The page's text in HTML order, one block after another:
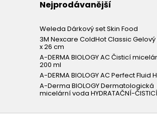
Nejprodávanější
Weleda Dárkový set Skin Food
3M Nexcare ColdHot Classic Gelový
x 26 cm
A-DERMA BIOLOGY AC Čisticí
200 ml
A-DERMA BIOLOGY AC Perfect Fluid
A-Derma BIOLOGY Dermatologická
micelární voda HYDRATAČNÍ-